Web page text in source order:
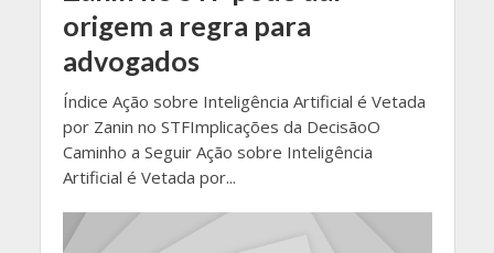
origem a regra para
advogados
Índice Ação sobre Inteligência Artificial é Vetada
por Zanin no STFImplicações da DecisãoO
Caminho a Seguir Ação sobre Inteligência
Artificial é Vetada por...